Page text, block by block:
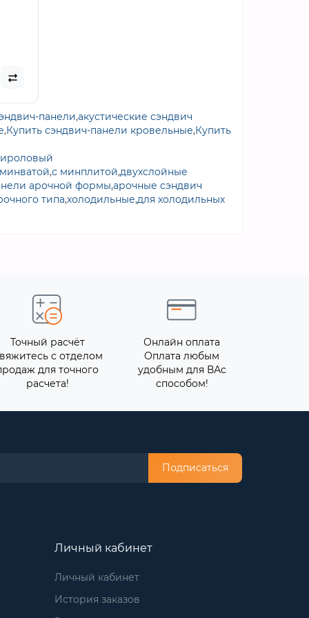
панели,акустические сэндвич
,Купить сэндвич-панели кровельные,Купить
,с минплитой,двухслойные
арочной формы,арочные сэндвич
типа,холодильные,для холодильных
Точный расчёт
с отделом
для точного
расчета!
Онлайн оплата
Оплата любым
удобным для ВАс
способом!
Подписаться
Личный кабинет
Личный кабинет
История заказов